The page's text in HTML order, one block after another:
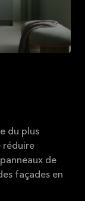
du plus
réduire
de
façades en